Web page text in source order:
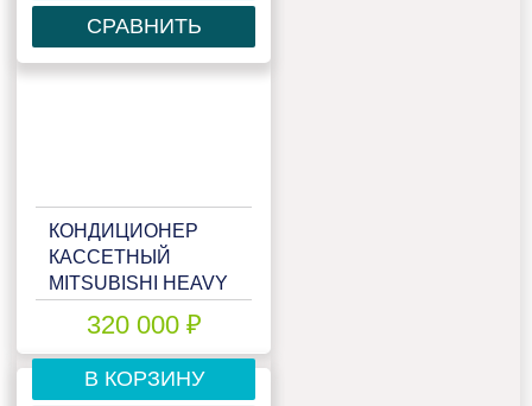
СРАВНИТЬ
КОНДИЦИОНЕР
КАССЕТНЫЙ
MITSUBISHI HEAVY
320 000 ₽
В КОРЗИНУ